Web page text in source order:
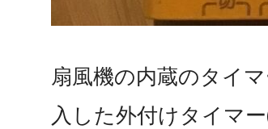
扇風機の内蔵のタイ
入した外付けタイマ